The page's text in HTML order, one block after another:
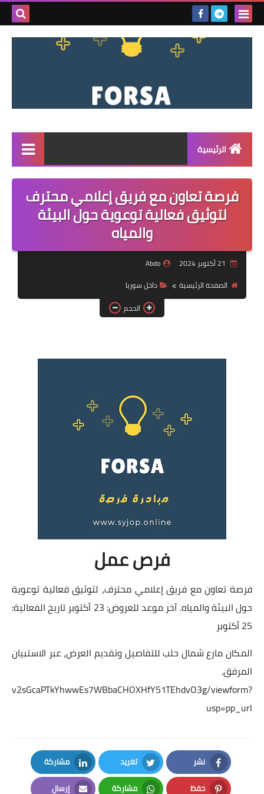
بحث
الرئيسية
القائمة
مناقصات
فرص عمل داخل سوريا
فرص عمل في تركيا
فرص عمل في اليمن
فرصة تعاون مع فريق إعلامي محترف
لتوثيق فعالية توعوية حول البيئة
والمياه
Abdo
الصفحة الرئيسية
داخل سوريا
الحجم
فرص عمل
فرصة تعاون مع فريق إعلامي محترف، لتوثيق فعالية توعوية
حول البيئة والمياه. آخر موعد للعروض: 23 أكتوبر تاريخ الفعالية:
25 أكتوبر
المكان مارع شمال حلب للتفاصيل وتقديم العرض، عبر الاستبيان
المرفق.
viewform?
usp=pp_url
نشر
Facebook
تغريد
Twitter
مشاركة
LinkedIn
حفظ مشاركة إرسال